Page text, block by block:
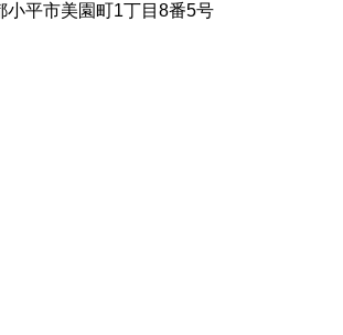
小平市美園町1丁目8番5号